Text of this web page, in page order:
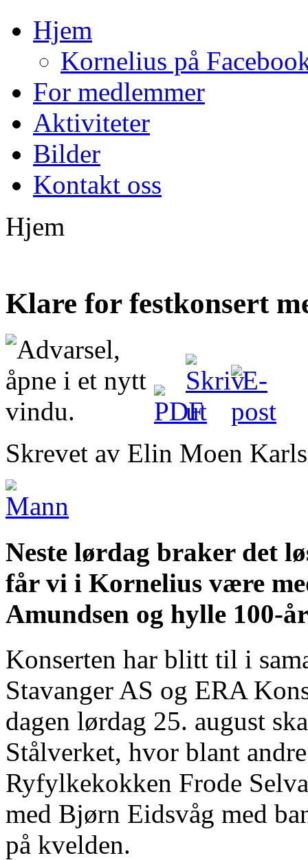
Hjem
Kornelius på
For medlemmer
Aktiviteter
Bilder
Kontakt oss
Hjem
Klare for festkonsert
Skrevet av Elin Moen
Neste lørdag braker det
får vi i Kornelius være
Amundsen og hylle 100-
Konserten har blitt til i
Stavanger AS og ERA
dagen lørdag 25. august
Stålverket, hvor blant
Ryfylkekokken Frode
med Bjørn Eidsvåg med
på kvelden.